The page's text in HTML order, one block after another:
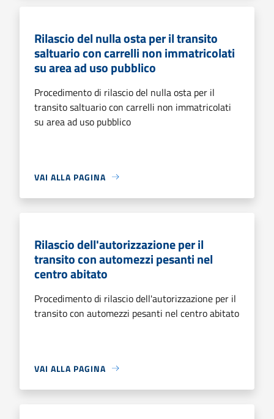
Rilascio del nulla osta per il transito
saltuario con carrelli non immatricolati
su area ad uso pubblico
Procedimento di rilascio del nulla osta per il
transito saltuario con carrelli non immatricolati
su area ad uso pubblico
VAI ALLA PAGINA
Rilascio dell'autorizzazione per il
transito con automezzi pesanti nel
centro abitato
Procedimento di rilascio dell'autorizzazione per il
transito con automezzi pesanti nel centro abitato
VAI ALLA PAGINA